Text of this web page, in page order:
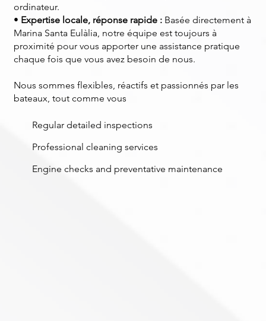
ordinateur.
• Expertise locale, réponse rapide :Basée directement à
Marina Santa Eulàlia, notre équipe est toujours à
proximité pour vous apporter une assistance pratique
chaque fois que vous avez besoin de nous.
Nous sommes flexibles, réactifs et passionnés par les
bateaux, tout comme vous
Regular detailed inspections
Professional cleaning services
Engine checks and preventative maintenance